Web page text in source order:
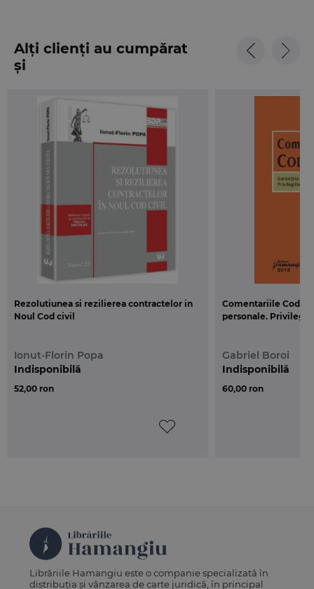
Alți clienți au cumpărat
și
Rezolutiunea si rezilierea contractelor in
Noul Cod civil
Ionut-Florin Popa
52,00 ron
Indisponibilă
Comentariile
personale.
Gabriel Boroi
60,00 ron
Indisponibilă
Librăriile Hamangiu este o companie specializată în
distribuția și vânzarea de carte juridică, în principal